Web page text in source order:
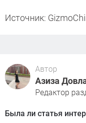
Источник:
Автор
Азиза
Редактор
Была ли статья